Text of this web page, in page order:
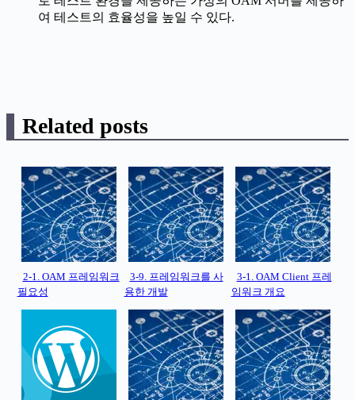
여 테스트의 효율성을 높일 수 있다.
Related posts
2-1. OAM 프레임워크
필요성
3-9. 프레임워크를 사
용한 개발
3-1. OAM Client 프레
임워크 개요